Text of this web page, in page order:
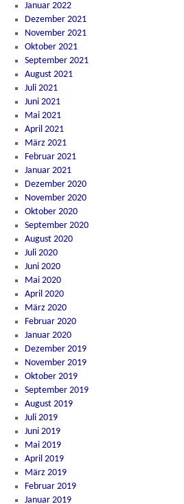
Januar 2022
Dezember 2021
November 2021
Oktober 2021
September 2021
August 2021
Juli 2021
Juni 2021
Mai 2021
April 2021
März 2021
Februar 2021
Januar 2021
Dezember 2020
November 2020
Oktober 2020
September 2020
August 2020
Juli 2020
Juni 2020
Mai 2020
April 2020
März 2020
Februar 2020
Januar 2020
Dezember 2019
November 2019
Oktober 2019
September 2019
August 2019
Juli 2019
Juni 2019
Mai 2019
April 2019
März 2019
Februar 2019
Januar 2019